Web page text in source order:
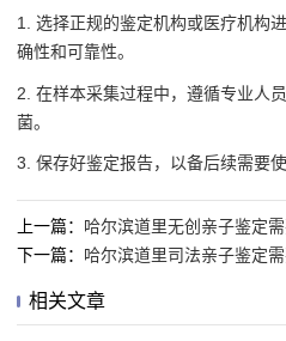
1. 选择正规的鉴定机构或医疗机构
确性和可靠性。
2. 在样本采集过程中，遵循专业人
菌。
3. 保存好鉴定报告，以备后续需要使
上一篇： 哈尔滨道里无创亲子鉴定
下一篇： 哈尔滨道里司法亲子鉴定
相关文章